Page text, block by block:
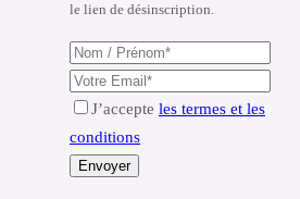
le lien de désinscription.
J’accepte les termes et les
conditions